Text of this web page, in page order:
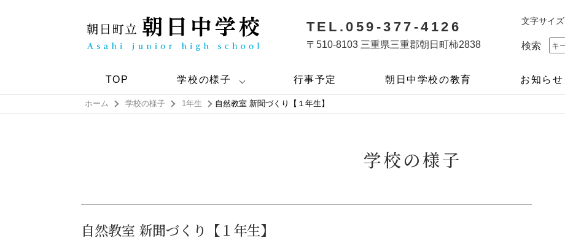
TEL.059-377-4126
〒510-8103 三重県三重郡朝日町柿2838
文字サイズ
検索
TOP 学校の様子 行事予定 朝日中学校の教育 お知らせ
ホーム 学校の様子 1年生 自然教室 新聞づくり【１年生】
学校の様子
自然教室 新聞づくり【１年生】